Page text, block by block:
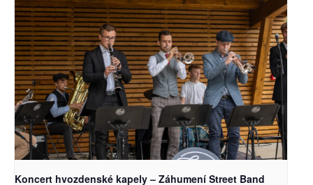
Koncert hvozdenské kapely – Záhumení Street Band